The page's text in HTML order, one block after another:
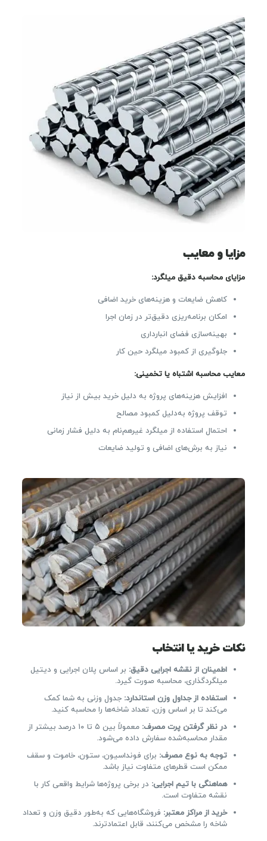
مزایا و معایب
مزایای محاسبه دقیق میلگرد:
کاهش ضایعات و هزینه‌های خرید اضافی
امکان برنامه‌ریزی دقیق‌تر در زمان اجرا
بهینه‌سازی فضای انبارداری
جلوگیری از کمبود میلگرد حین کار
معایب محاسبه اشتباه یا تخمینی:
افزایش هزینه‌های پروژه به دلیل خرید بیش از نیاز
توقف پروژه به‌دلیل کمبود مصالح
احتمال استفاده از میلگرد غیرهم‌نام به دلیل فشار زمانی
نیاز به برش‌های اضافی و تولید ضایعات
نکات خرید یا انتخاب
اطمینان از نقشه اجرایی دقیق: بر اساس پلان اجرایی و دیتیل
میلگردگذاری، محاسبه صورت گیرد.
استفاده از جداول وزن استاندارد: جدول وزنی به شما کمک
می‌کند تا بر اساس وزن، تعداد شاخه‌ها را محاسبه کنید.
در نظر گرفتن پرت مصرف:
معمولاً بین ۵ تا ۱۰ درصد بیشتر از
مقدار محاسبه‌شده سفارش داده می‌شود.
توجه به نوع مصرف: برای فونداسیون، ستون، خاموت و سقف
ممکن است قطرهای متفاوت نیاز باشد.
هماهنگی با تیم اجرایی: در برخی پروژه‌ها شرایط واقعی کار با
نقشه متفاوت است.
خرید از مراکز معتبر: فروشگاه‌هایی که به‌طور دقیق وزن و تعداد
شاخه را مشخص می‌کنند، قابل اعتمادترند.